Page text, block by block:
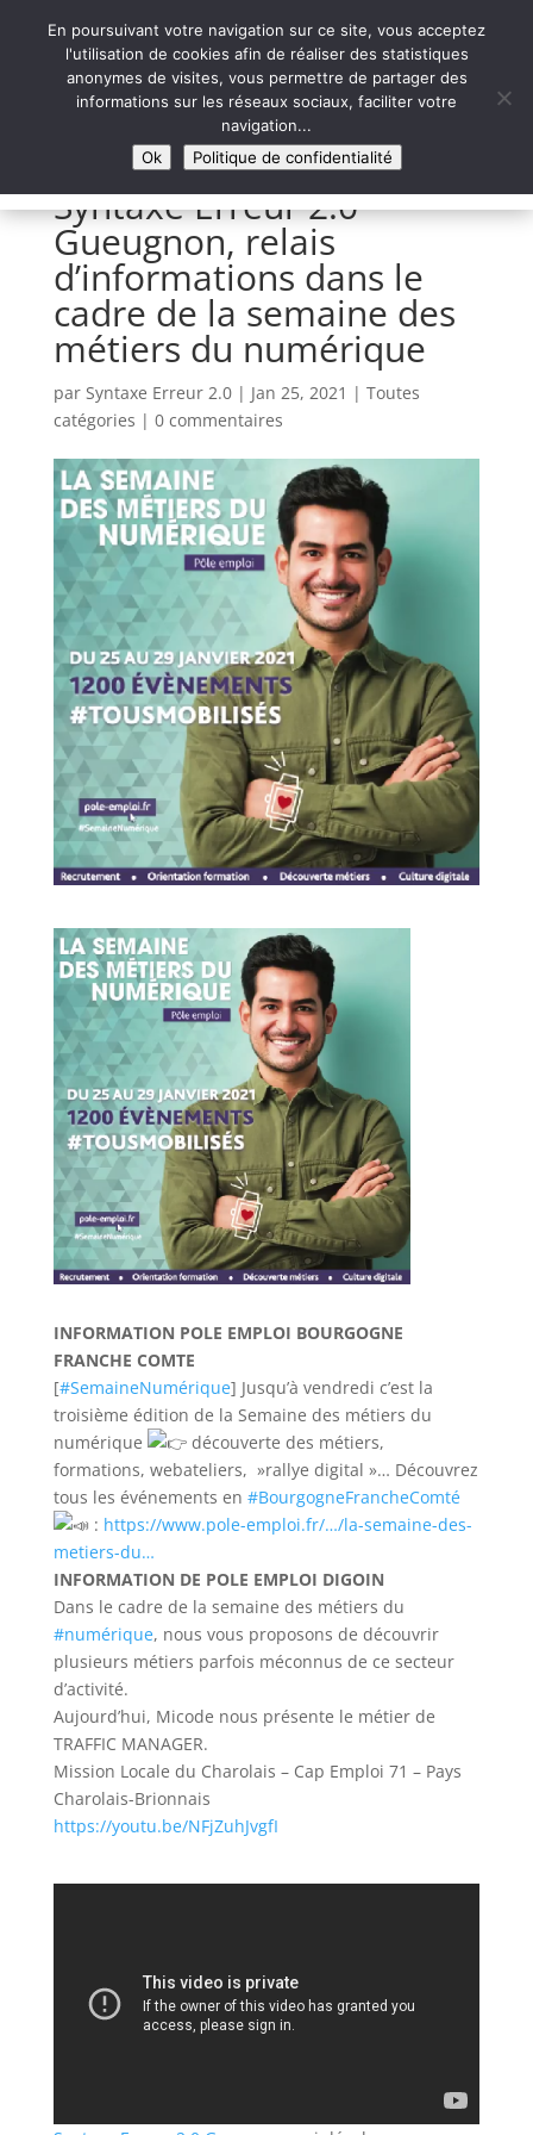
Syntaxe Erreur 2.0
LE NUMÉRIQUE SOLIDAIRE
Syntaxe Erreur 2.0
Gueugnon, relais
d’informations dans le
cadre de la semaine des
métiers du numérique
par Syntaxe Erreur 2.0| Jan 25, 2021 | Toutes
catégories | 0 commentaires
INFORMATION POLE EMPLOI BOURGOGNE
FRANCHE COMTE
[#SemaineNumérique] Jusqu’à vendredi c’est la
troisième édition de la Semaine des métiers du
numérique
découverte des métiers,
formations, webateliers, »rallye digital »… Découvrez
tous les événements en #BourgogneFrancheComté
: https://www.pole-emploi.fr/…/la-semaine-des-
metiers-du…
INFORMATION DE POLE EMPLOI DIGOIN
Dans le cadre de la semaine des métiers du
#numérique, nous vous proposons de découvrir
plusieurs métiers parfois méconnus de ce secteur
d’activité.
Aujourd’hui, Micode nous présente le métier de
TRAFFIC MANAGER.
Mission Locale du Charolais – Cap Emploi 71 – Pays
Charolais-Brionnais
https://youtu.be/NFjZuhJvgfI
En poursuivant votre navigation sur ce site, vous acceptez
l'utilisation de cookies afin de réaliser des statistiques
anonymes de visites, vous permettre de partager des
informations sur les réseaux sociaux, faciliter votre
navigation...
Ok
Politique de confidentialité